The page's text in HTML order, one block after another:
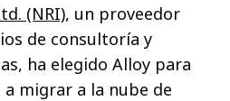
(NRI), un proveedor
de consultoría y
ha elegido Alloy para
migrar a la nube de